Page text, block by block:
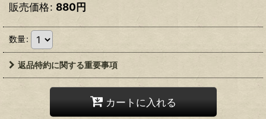
販売価格: 880円
数量:
返品特約に関する重要事項
カートに入れる